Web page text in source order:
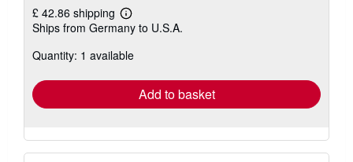
£ 42.86 shipping
Learn
more
shipping
Ships from Germany to U.S.A.
Quantity: 1 available
Add to basket